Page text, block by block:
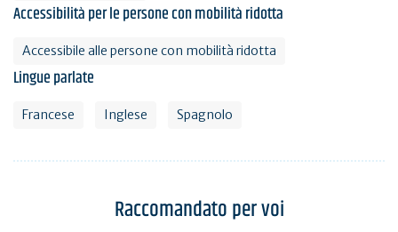
Accessibilità per le persone con mobilità ridotta
Accessibile alle persone con mobilità ridotta
Lingue parlate
Francese Inglese Spagnolo
Raccomandato per voi